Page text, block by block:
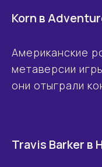
Korn в
Американские
метаверсии
они отыграли
Travis Barker в